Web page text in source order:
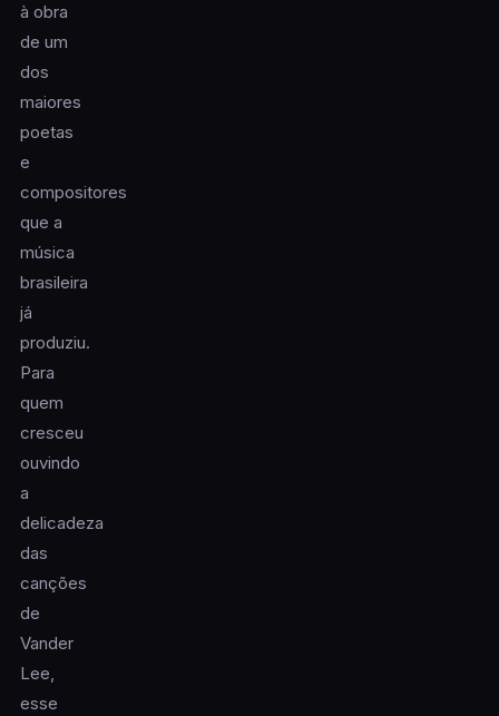
à obra
de um
dos
maiores
poetas
e
compositores
que a
música
brasileira
já
produziu.
Para
quem
cresceu
ouvindo
a
delicadeza
das
canções
de
Vander
Lee,
esse